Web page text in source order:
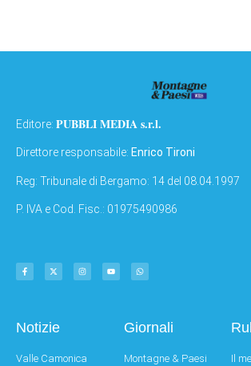
Editore: PUBBLI MEDIA s.r.l.
Direttore responsabile: Enrico Tironi
Reg: Tribunale di Bergamo: 14 del 08.04.1997
P. IVA e Cod. Fisc.: 01975490986
Notizie
Valle Camonica
Giornali
Montagne & Paesi
Il